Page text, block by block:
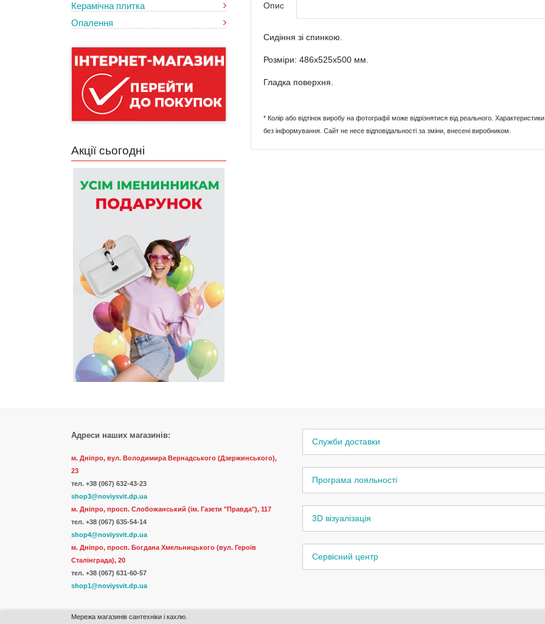
Керамічна плитка
Опалення
Акції сьогодні
Опис
Сидіння зі спинкою.
Розміри: 486x525x500 мм.
Гладка поверхня.
* Колір або відтінок виробу на фотографії може відрізнятися від реального.
без інформування. Сайт не несе відповідальності за зміни, внесені виробником.
Адреси наших магазинів:
м. Дніпро, вул. Володимира Вернадського (Дзержинського),
23
тел. +38 (067) 632-43-23
shop3@noviysvit.dp.ua
м. Дніпро, просп. Слобожанський (ім. Газети "Правда"), 117
тел. +38 (067) 635-54-14
shop4@noviysvit.dp.ua
м. Дніпро, просп. Богдана Хмельницького (вул. Героїв
Сталінграда), 20
тел. +38 (067) 631-60-57
shop1@noviysvit.dp.ua
Служби доставки
Програма лояльності
3D візуалізація
Сервісний центр
Мережа магазинів сантехніки і кахлю.